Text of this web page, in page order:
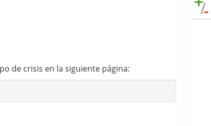
de crisis en la siguiente página: